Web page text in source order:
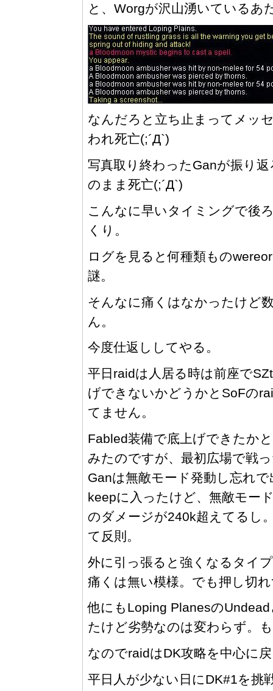
と、Worgが沢山湧いているあ
なんだろと立ち止まってメッ
われ死亡(;´Д`)
写真取り終わったGanが振り
のまま死亡(;´Д`)
こんなに早いタイミングで後
くり。
ログを見ると何種類もの
謎。
そんなに痛くはなかったけど
ん。
今度仕返ししてやる。
平日raidは人居る時は前座で
げできないかどうかとSoFの
てません。
Fabled装備で底上げできたか
みたのですが、最初広場で戦
Ganは無敵モード発動し忘れ
keepに入ったけど、無敵モー
のダメージが240k超えてるし
て反則。
外に引っ張ると強くなるタイ
痛くは無い模様。でも押し切
他にもLoping Planesの
たけど劣勢なのは変わらず。
なのでraidはDK攻略を中心に
平日人が少ない日にDK#1を挑